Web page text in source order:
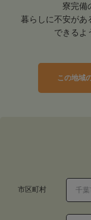
寮完備
暮らしに不安があ
できるよ
この地域
市区町村